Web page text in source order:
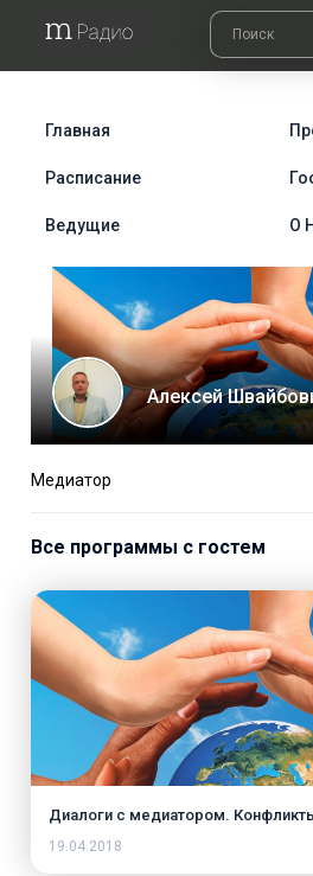
Главная
Расписание
Ведущие О
Алексей
Медиатор
Все программы с гостем
Диалоги с медиатором.
19.04.2018